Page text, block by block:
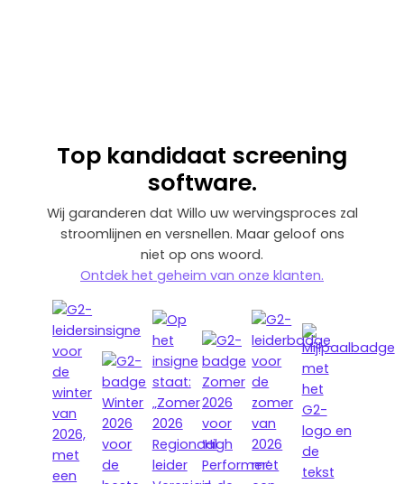
Top kandidaat screening
software.
Wij garanderen dat Willo uw wervingsproces zal
stroomlijnen en versnellen. Maar geloof ons
niet op ons woord.
‍Ontdek het geheim van onze klanten.